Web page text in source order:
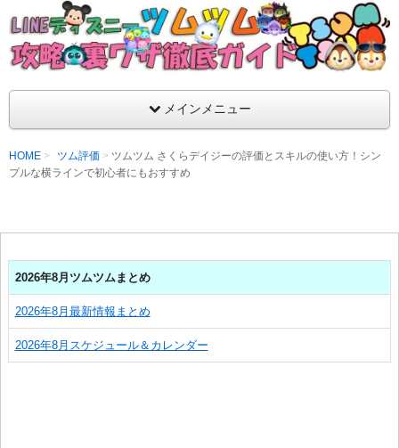
LINEディズニー ツムツム攻略・裏ワザ徹底
支持率No1！痒いところに手が届くツムツム攻略サイト！新ツ
ラ評価も丁寧に解説！ツムツムを120％楽しめるサイトを目指し
メインメニュー
HOME ツム評価
ツムツム さくらデイジーの評価とスキルの使い方！シン
プルな横ラインで初心者にもおすすめ
2026年8月ツムツムまとめ
2026年8月最新情報まとめ
2026年8月スケジュール＆カレンダー